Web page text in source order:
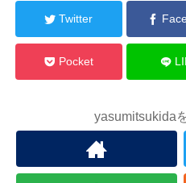
Twitter
Pocket
yasumitsukida